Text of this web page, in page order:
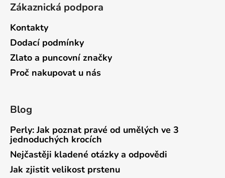
Zákaznická podpora
Kontakty
Dodací podmínky
Zlato a puncovní značky
Proč nakupovat u nás
Blog
Perly: Jak poznat pravé od umělých ve 3
jednoduchých krocích
Nejčastěji kladené otázky a odpovědi
Jak zjistit velikost prstenu